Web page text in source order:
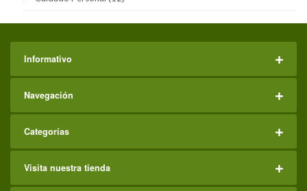
Informativo
Navegación
Categorías
Visita nuestra tienda